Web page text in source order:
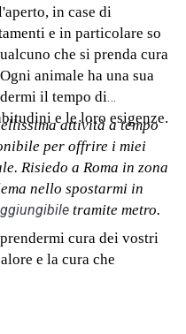
in case di
e in particolare so
che si prenda cura
animale ha una sua
il tempo di
e le loro esigenze.
attività a tempo
per offrire i miei
Risiedo a Roma in zona
nello spostarmi in
tramite metro.
cura dei vostri
e la cura che